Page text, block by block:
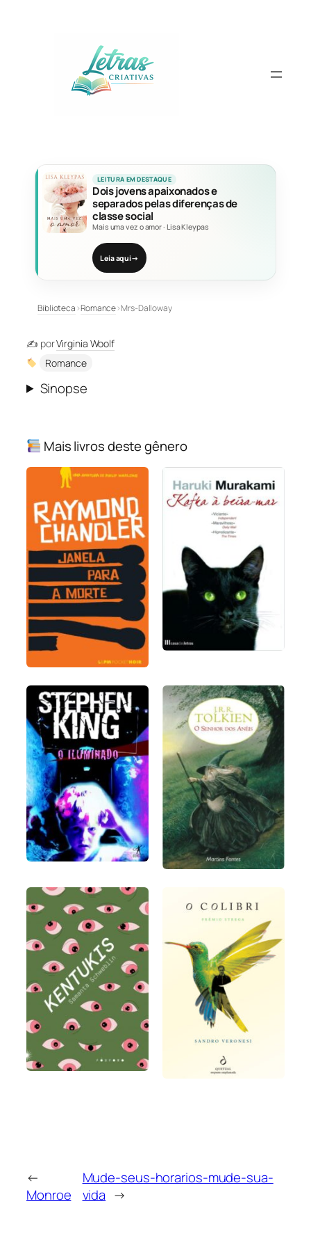
LEITURA EM DESTAQUE
Dois jovens apaixonados e
separados pelas diferenças de
classe social
Mais uma vez o amor· Lisa Kleypas
Leia aqui→
Biblioteca›Romance›Mrs-Dalloway
✍️ porVirginia Woolf
Romance
Sinopse
Mais livros deste gênero
←
Monroe
Mude-seus-horarios-mude-sua-
vida →